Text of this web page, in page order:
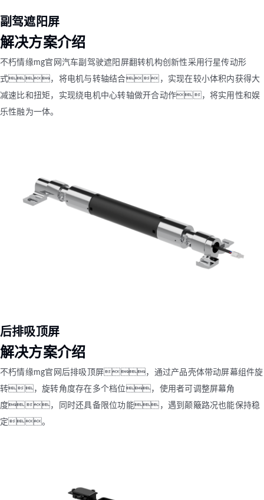
副驾遮阳屏
解决方案介绍
不朽情缘mg官网汽车副驾驶遮阳屏翻转机构创新性采用行星传动形
式，将电机与转轴结合，实现在较小体积内获得大
减速比和扭矩，实现绕电机中心转轴做开合动作，将实用性和娱
乐性融为一体。
后排吸顶屏
解决方案介绍
不朽情缘mg官网后排吸顶屏，通过产品壳体带动屏幕组件旋
转，旋转角度存在多个档位，使用者可调整屏幕角
度，同时还具备限位功能，遇到颠簸路况也能保持稳
定。